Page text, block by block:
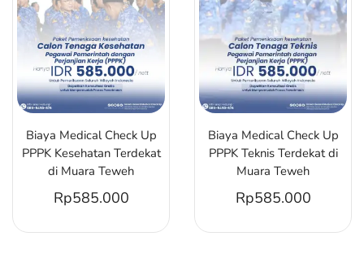
Biaya Medical Check Up
PPPK Kesehatan Terdekat
di Muara Teweh
Rp585.000
Biaya Medical Check Up
PPPK Teknis Terdekat di
Muara Teweh
Rp585.000